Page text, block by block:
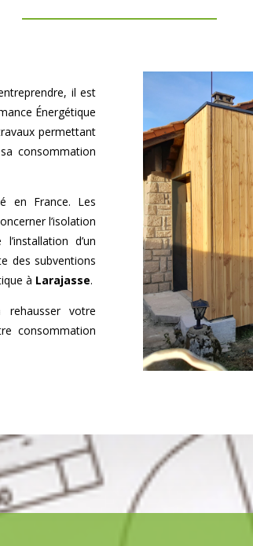
il est
Énergétique
permettant
consommation
en France. Les
l’isolation
d’un
des subventions
à Larajasse.
votre
consommation